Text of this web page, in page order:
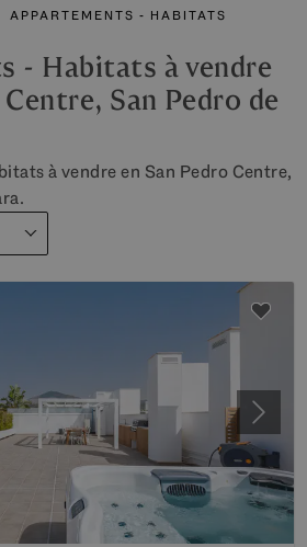
APPARTEMENTS - HABITATS
- Habitats à vendre
San Pedro de
à vendre en San Pedro Centre,